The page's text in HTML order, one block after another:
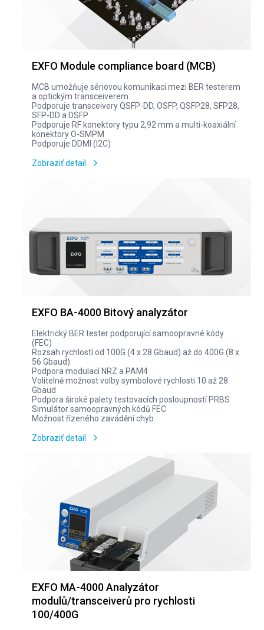
EXFO Module compliance board (MCB)
MCB umožňuje sériovou komunikaci mezi BER testerem
a optickým transceiverem
Podporuje transceivery QSFP-DD, OSFP, QSFP28, SFP28,
SFP-DD a DSFP
Podporuje RF konektory typu 2,92 mm a multi-koaxiální
konektory O-SMPM
Podporuje DDMI (I2C)
Zobraziť detail
EXFO BA-4000 Bitový analyzátor
Elektrický BER tester podporující samoopravné kódy
(FEC)
Rozsah rychlostí od 100G (4 x 28 Gbaud) až do 400G (8 x
56 Gbaud)
Podpora modulací NRZ a PAM4
Volitelně možnost volby symbolové rychlosti 10 až 28
Gbaud
Podpora široké palety testovacích posloupností PRBS
Simulátor samoopravných kódů FEC
Možnost řízeného zavádění chyb
Zobraziť detail
EXFO MA-4000 Analyzátor
modulů/transceiverů pro rychlosti
100/400G